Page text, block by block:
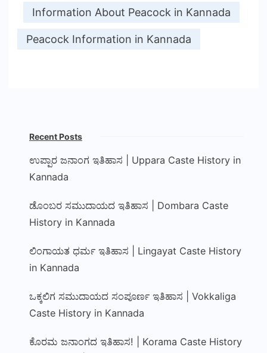
Information About Peacock in Kannada
Peacock Information in Kannada
Recent Posts
ಉಪ್ಪಾರ ಜನಾಂಗ ಇತಿಹಾಸ | Uppara Caste History in
Kannada
ಡೊಂಬರ ಸಮುದಾಯದ ಇತಿಹಾಸ | Dombara Caste
History in Kannada
ಲಿಂಗಾಯತ ಧರ್ಮ ಇತಿಹಾಸ | Lingayat Caste History
in Kannada
ಒಕ್ಕಲಿಗ ಸಮುದಾಯದ ಸಂಪೂರ್ಣ ಇತಿಹಾಸ | Vokkaliga
Caste History in Kannada
ಕೊರಮ ಜನಾಂಗದ ಇತಿಹಾಸ! | Korama Caste History